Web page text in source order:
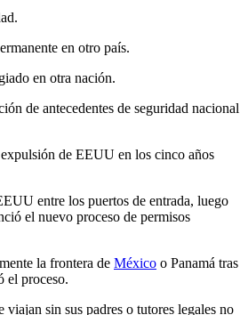
en otro país.
en otra nación.
de antecedentes de seguridad nacional
de EEUU en los cinco años
entre los puertos de entrada, luego
el nuevo proceso de permisos
la frontera de México o Panamá tras
el proceso.
viajan sin sus padres o tutores legales no